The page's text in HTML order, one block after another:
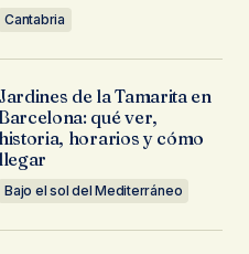
Cantabria
Jardines de la Tamarita en
qué ver,
historia, horarios y cómo
llegar
Bajo el sol del Mediterráneo